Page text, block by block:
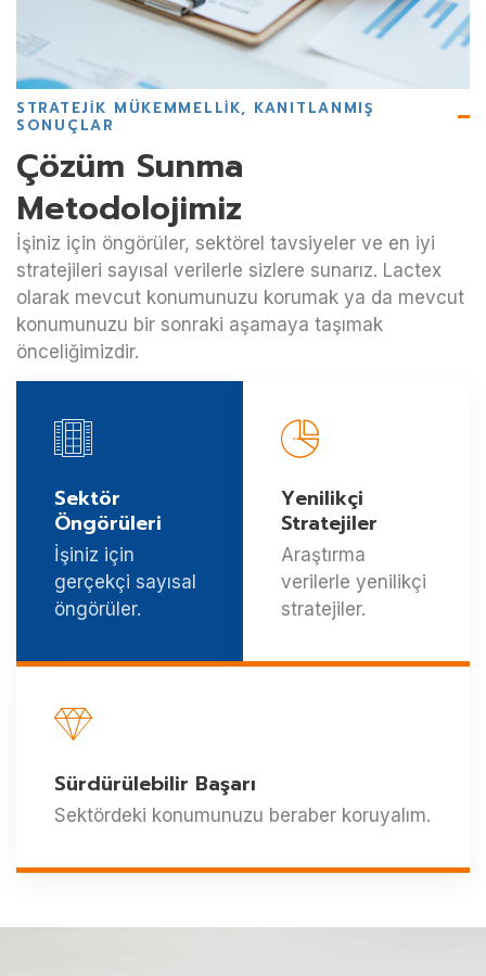
STRATEJIK MÜKEMMELLIK, KANITLANMIŞ
SONUÇLAR
Çözüm Sunma
Metodolojimiz
İşiniz için öngörüler, sektörel tavsiyeler ve en iyi
stratejileri sayısal verilerle sizlere sunarız. Lactex
olarak mevcut konumunuzu korumak ya da mevcut
konumunuzu bir sonraki aşamaya taşımak
önceliğimizdir.
Sektör
Öngörüleri
İşiniz için
gerçekçi sayısal
öngörüler.
Yenilikçi
Stratejiler
Araştırma
verilerle yenilikçi
stratejiler.
Sürdürülebilir Başarı
Sektördeki konumunuzu beraber koruyalım.